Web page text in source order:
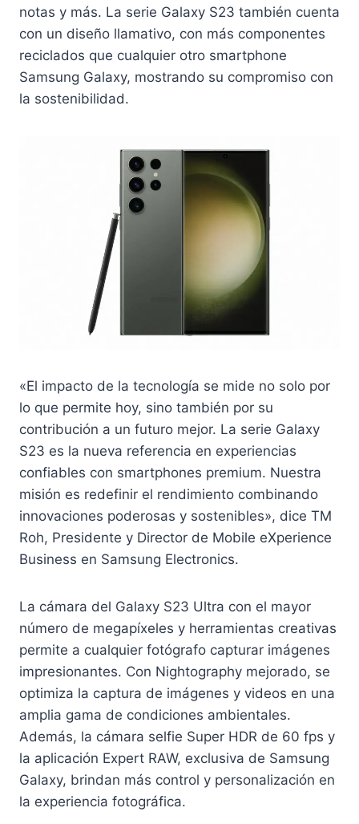
notas y más. La serie Galaxy S23 también cuenta
con un diseño llamativo, con más componentes
reciclados que cualquier otro smartphone
Samsung Galaxy, mostrando su compromiso con
la sostenibilidad.
«El impacto de la tecnología se mide no solo por
lo que permite hoy, sino también por su
contribución a un futuro mejor. La serie Galaxy
S23 es la nueva referencia en experiencias
confiables con smartphones premium. Nuestra
misión es redefinir el rendimiento combinando
innovaciones poderosas y sostenibles», dice TM
Roh, Presidente y Director de Mobile eXperience
Business en Samsung Electronics.
La cámara del Galaxy S23 Ultra con el mayor
número de megapíxeles y herramientas creativas
permite a cualquier fotógrafo capturar imágenes
impresionantes. Con Nightography mejorado, se
optimiza la captura de imágenes y videos en una
amplia gama de condiciones ambientales.
Además, la cámara selfie Super HDR de 60 fps y
la aplicación Expert RAW, exclusiva de Samsung
Galaxy, brindan más control y personalización en
la experiencia fotográfica.